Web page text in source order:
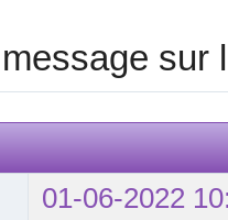
sur
01-06-2022